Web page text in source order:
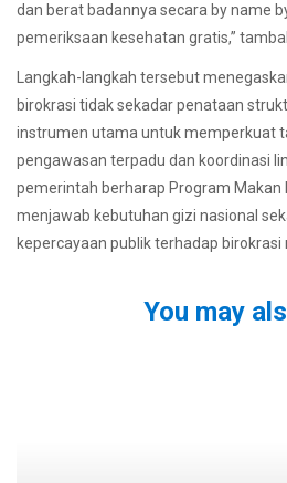
dan berat badannya secara by name
pemeriksaan kesehatan gratis,”
Langkah-langkah tersebut
birokrasi tidak sekadar penataan
instrumen utama untuk memperkuat
pengawasan terpadu dan koordinasi
pemerintah berharap Program Makan
menjawab kebutuhan gizi nasional
kepercayaan publik terhadap birokrasi
You may